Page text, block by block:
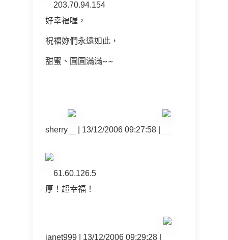
203.70.94.154
好幸福喔，
祝福妳們永遠如此，
甜蜜、圓圓滿滿~~
sherry | 13/12/2006 09:27:58 |
61.60.126.5
厚！超幸福！
janet999 | 13/12/2006 09:29:28 |